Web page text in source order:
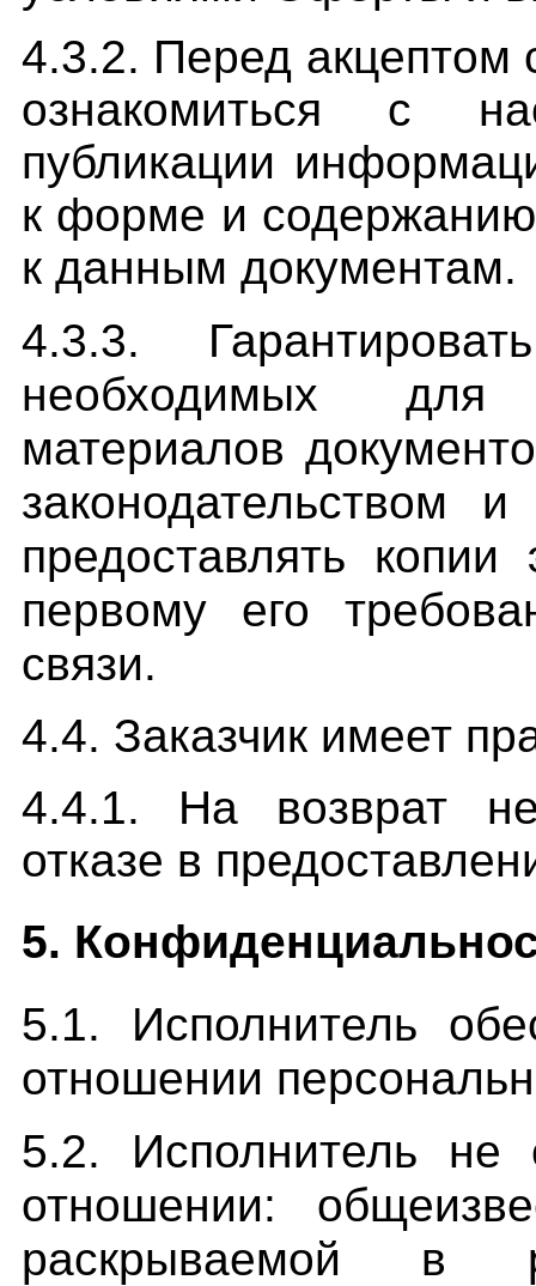
4.3.2. Перед акцептом
ознакомиться с
публикации
к форме и
к данным документам.
4.3.3.
необходимых для
материалов
законодательством и
предоставлять
первому его
связи.
4.4. Заказчик имеет
4.4.1. На возврат
отказе в
5.
5.1. Исполнитель
отношении
5.2. Исполнитель не
отношении:
раскрываемой в